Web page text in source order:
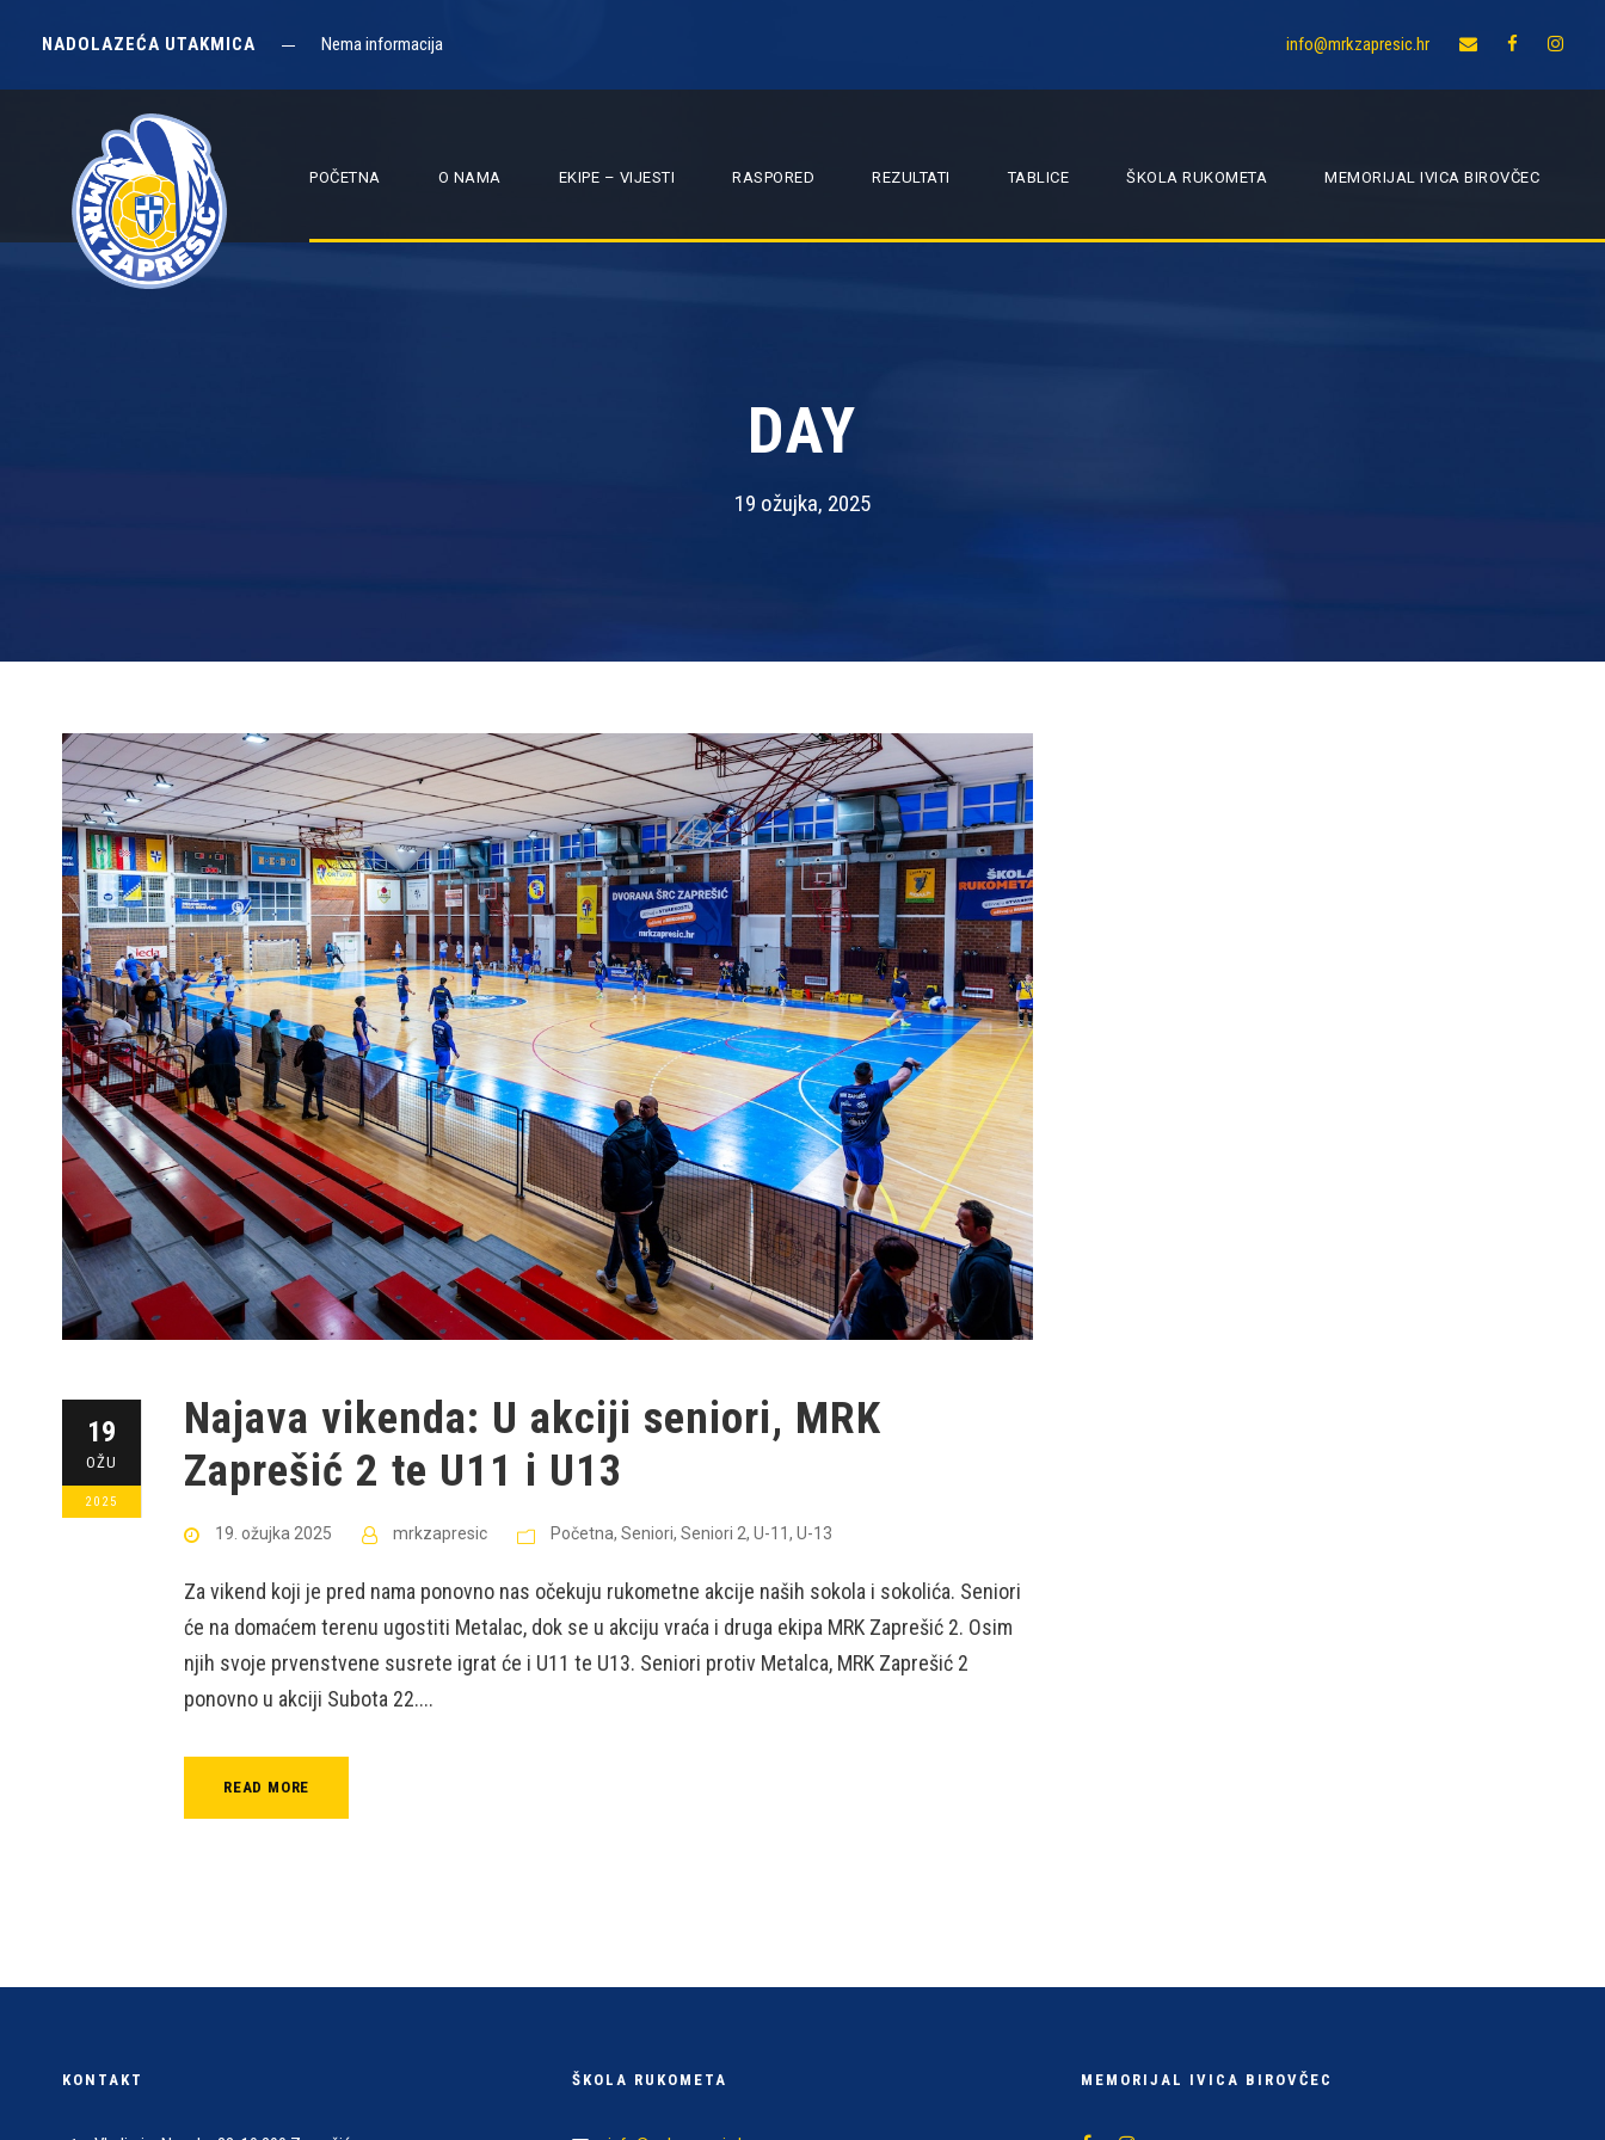
NADOLAZEĆA UTAKMICA Nema informacija info@mrkzapresic.hr
POČETNA O NAMA EKIPE – VIJESTI RASPORED REZULTATI TABLICE ŠKOLA RUKOMETA MEMORIJAL IVICA BIROVČEC
DAY
19 ožujka, 2025
19
OŽU
2025
Najava vikenda: U akciji seniori, MRK
Zaprešić 2 te U11 i U13
19. ožujka 2025 mrkzapresic Početna, Seniori, Seniori 2, U-11 , U-13
Za vikend koji je pred nama ponovno nas očekuju rukometne akcije naših sokola i sokolića. Seniori
će na domaćem terenu ugostiti Metalac, dok se u akciju vraća i druga ekipa MRK Zaprešić 2. Osim
njih svoje prvenstvene susrete igrat će i U11 te U13. Seniori protiv Metalca, MRK Zaprešić 2
ponovno u akciji Subota 22....
READ MORE
KONTAKT ŠKOLA RUKOMETA MEMORIJAL IVICA BIROVČEC